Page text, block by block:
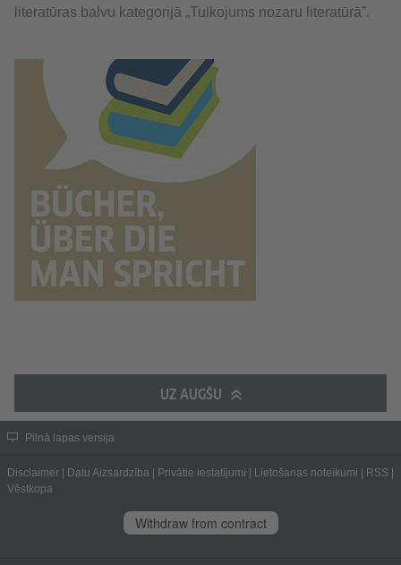
literatūras balvu kategorijā „Tulkojums nozaru literatūrā”.
UZ AUGŠU
Pilnā lapas versija
Disclaimer Datu Aizsardzība Privātie iestatījumi Lietošanas noteikumi RSS
Vēstkopa
Withdraw from contract